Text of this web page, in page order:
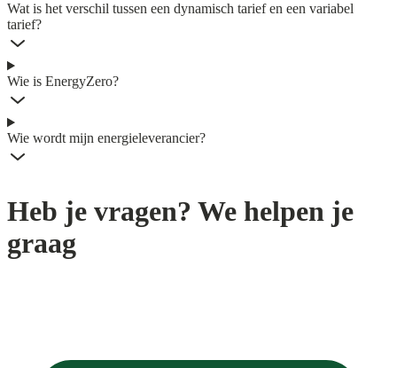
Wat is het verschil tussen een dynamisch tarief en een variabel
tarief?
Wie is EnergyZero?
Wie wordt mijn energieleverancier?
Heb je vragen? We helpen je
graag